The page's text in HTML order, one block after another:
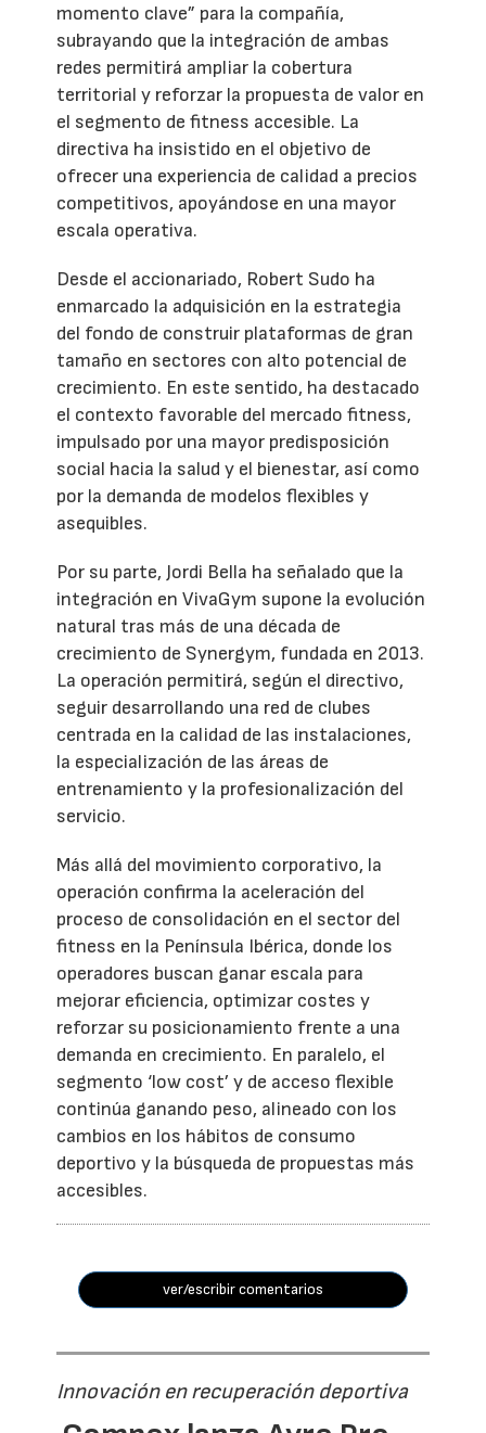
momento clave” para la compañía,
subrayando que la integración de ambas
redes permitirá ampliar la cobertura
territorial y reforzar la propuesta de valor en
el segmento de fitness accesible. La
directiva ha insistido en el objetivo de
ofrecer una experiencia de calidad a precios
competitivos, apoyándose en una mayor
escala operativa.
Desde el accionariado, Robert Sudo ha
enmarcado la adquisición en la estrategia
del fondo de construir plataformas de gran
tamaño en sectores con alto potencial de
crecimiento. En este sentido, ha destacado
el contexto favorable del mercado fitness,
impulsado por una mayor predisposición
social hacia la salud y el bienestar, así como
por la demanda de modelos flexibles y
asequibles.
Por su parte, Jordi Bella ha señalado que la
integración en VivaGym supone la evolución
natural tras más de una década de
crecimiento de Synergym, fundada en 2013.
La operación permitirá, según el directivo,
seguir desarrollando una red de clubes
centrada en la calidad de las instalaciones,
la especialización de las áreas de
entrenamiento y la profesionalización del
servicio.
Más allá del movimiento corporativo, la
operación confirma la aceleración del
proceso de consolidación en el sector del
fitness en la Península Ibérica, donde los
operadores buscan ganar escala para
mejorar eficiencia, optimizar costes y
reforzar su posicionamiento frente a una
demanda en crecimiento. En paralelo, el
segmento ‘low cost’ y de acceso flexible
continúa ganando peso, alineado con los
cambios en los hábitos de consumo
deportivo y la búsqueda de propuestas más
accesibles.
ver/escribir comentarios
Innovación en recuperación deportiva